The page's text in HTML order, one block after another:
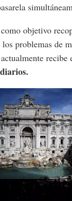
objetivo
los problemas de
recibe